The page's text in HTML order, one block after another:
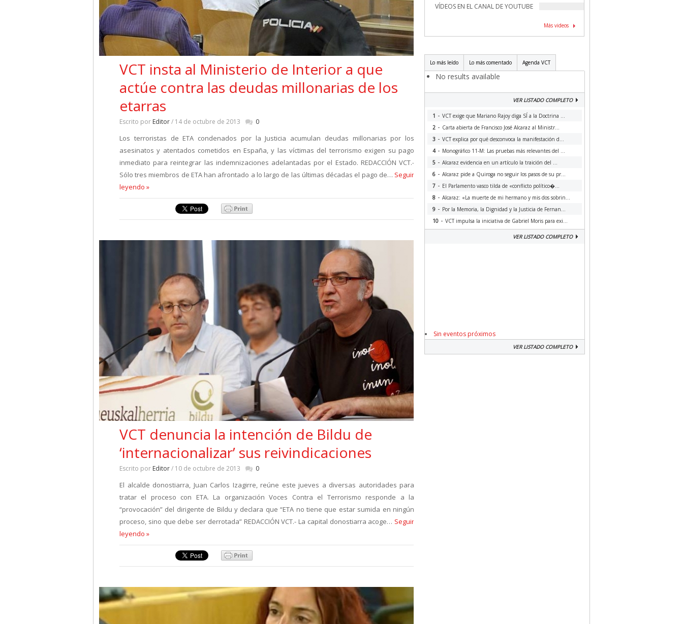
VCT insta al Ministerio de Interior a que
actúe contra las deudas millonarias de los
etarras
Escrito por Editor/ 14 de octubre de 2013 0
Los terroristas de ETA condenados por la Justicia acumulan deudas millonarias por los
asesinatos y atentados cometidos en España, y las víctimas del terrorismo exigen su pago
inmediato para reintegrar las indemnizaciones adelantadas por el Estado. REDACCIÓN VCT.-
Sólo tres miembros de ETA han afrontado a lo largo de las últimas décadas el pago de… Seguir
leyendo »
VCT denuncia la intención de Bildu de
‘internacionalizar’ sus reivindicaciones
Escrito por Editor/ 10 de octubre de 2013 0
El alcalde donostiarra, Juan Carlos Izagirre, reúne este jueves a diversas autoridades para
tratar el proceso con ETA. La organización Voces Contra el Terrorismo responde a la
“provocación” del dirigente de Bildu y declara que “ETA no tiene que estar sumida en ningún
proceso, sino que debe ser derrotada” REDACCIÓN VCT.- La capital donostiarra acoge… Seguir
leyendo »
VÍDEOS EN EL CANAL DE YOUTUBE
Más videos
Lo más leído Lo más comentado Agenda VCT
No results available
VER LISTADO COMPLETO
1 - VCT exige que Mariano Rajoy diga SÍ a la Doctrina ...
2 - Carta abierta de Francisco José Alcaraz al Ministr...
3 - VCT explica por qué desconvoca la manifestación d...
4- Monográfico 11-M: Las pruebas más relevantes del ...
5 - Alcaraz evidencia en un artículo la traición del ...
6 - Alcaraz pide a Quiroga no seguir los pasos de su pr...
7 - El Parlamento vasco tilda de «conflicto político�...
8 - Alcaraz: «La muerte de mi hermano y mis dos sobrin...
9 - Por la Memoria, la Dignidad y la Justicia de Fernan...
10 - VCT impulsa la iniciativa de Gabriel Moris para exi...
VER LISTADO COMPLETO
Sin eventos próximos
VER LISTADO COMPLETO